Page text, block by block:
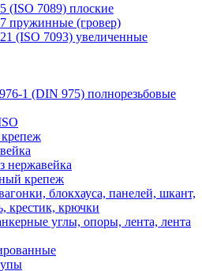
7089) плоские
пружинные (гровер)
(ISO 7093) увеличенные
1 (DIN 975) полнорезьбовые
нержавейка
крепеж
блокхауса, панелей, шкант,
крестик, крючки
углы, опоры, лента, лента